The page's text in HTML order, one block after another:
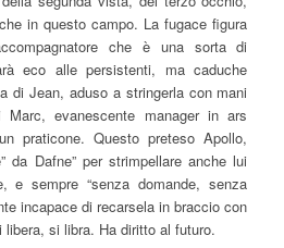
in questo campo. La fugace figura
che è una sorta di
eco alle persistenti, ma caduche
di Jean, aduso a stringerla con mani
Marc, evanescente manager in ars
praticone. Questo preteso Apollo,
da Dafne” per strimpellare anche lui
e sempre “senza domande, senza
incapace di recarsela in braccio con
si libra. Ha diritto al futuro.